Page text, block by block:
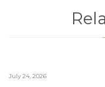
July 24, 2026